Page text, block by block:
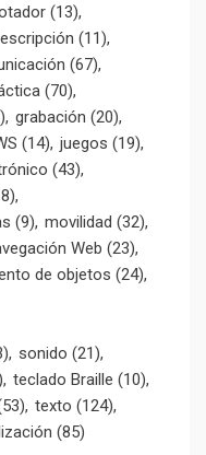
(13)
(11)
(67)
(70)
grabación (20)
(14) juegos (19)
(43)
(9) movilidad (32)
Web (23)
de objetos (24)
sonido (21)
teclado Braille (10)
texto (124)
(85)